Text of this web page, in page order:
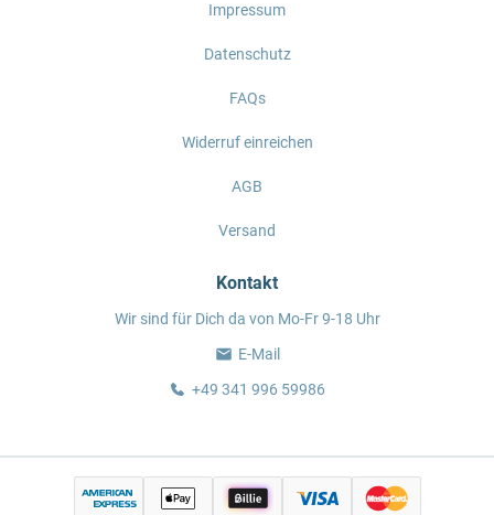
Impressum
Datenschutz
FAQs
Widerruf einreichen
AGB
Versand
Kontakt
Wir sind für Dich da von Mo-Fr 9-18 Uhr
E-Mail
+49 341 996 59986